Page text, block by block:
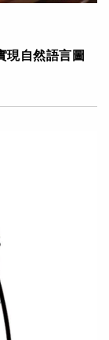
現自然語言圖